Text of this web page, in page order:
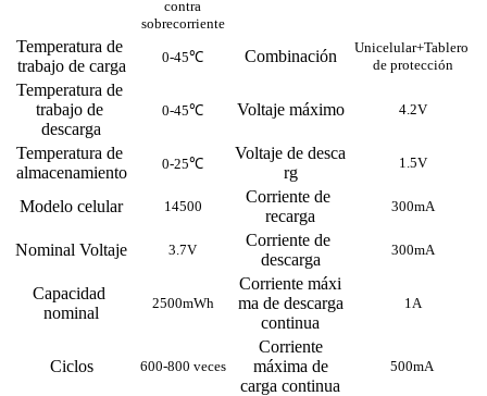
contra
sobrecorriente
Temperatura de
trabajo de carga
0-45℃ Combinación
Unicelular+Tablero
de protección
Temperatura de
trabajo de
descarga
0-45℃ Voltaje máximo 4.2V
Temperatura de
almacenamiento
0-25℃
Voltaje de desca
rg
1.5V
Modelo celular 14500
Corriente de
recarga
300mA
Nominal Voltaje 3.7V
Corriente de
descarga
300mA
Capacidad
nominal
2500mWh
Corriente máxi
ma de descarga
continua
1A
Ciclos 600-800 veces
Corriente
máxima de
carga continua
500mA